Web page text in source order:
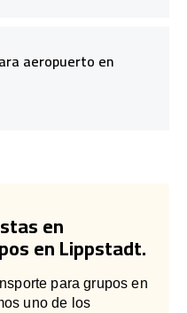
aeropuerto en
en
en Lippstadt.
para grupos en
uno de los